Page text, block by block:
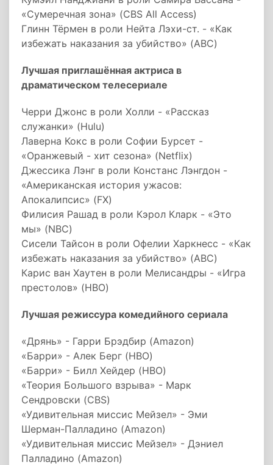
«Сумеречная зона» (CBS All Access)
Глинн Тёрмен в роли Нейта Лэхи-ст. - «Как
избежать наказания за убийство» (ABC)
Лучшая приглашённая актриса в
драматическом телесериале
Черри Джонс в роли Холли - «Рассказ
служанки» (Hulu)
Лаверна Кокс в роли Софии Бурсет -
«Оранжевый - хит сезона» (Netflix)
Джессика Лэнг в роли Констанс Лэнгдон -
«Американская история ужасов:
Апокалипсис» (FX)
Филисия Рашад в роли Кэрол Кларк - «Это
мы» (NBC)
Сисели Тайсон в роли Офелии Харкнесс - «Как
избежать наказания за убийство» (ABC)
Карис ван Хаутен в роли Мелисандры - «Игра
престолов» (HBO)
Лучшая режиссура комедийного сериала
«Дрянь» - Гарри Брэдбир (Amazon)
«Барри» - Алек Берг (HBO)
«Барри» - Билл Хейдер (HBO)
«Теория Большого взрыва» - Марк
Сендровски (CBS)
«Удивительная миссис Мейзел» - Эми
Шерман-Палладино (Amazon)
«Удивительная миссис Мейзел» - Дэниел
Палладино (Amazon)